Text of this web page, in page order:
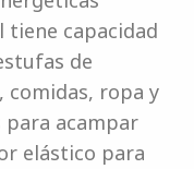
capacidad
de
ropa y
para acampar
elástico para